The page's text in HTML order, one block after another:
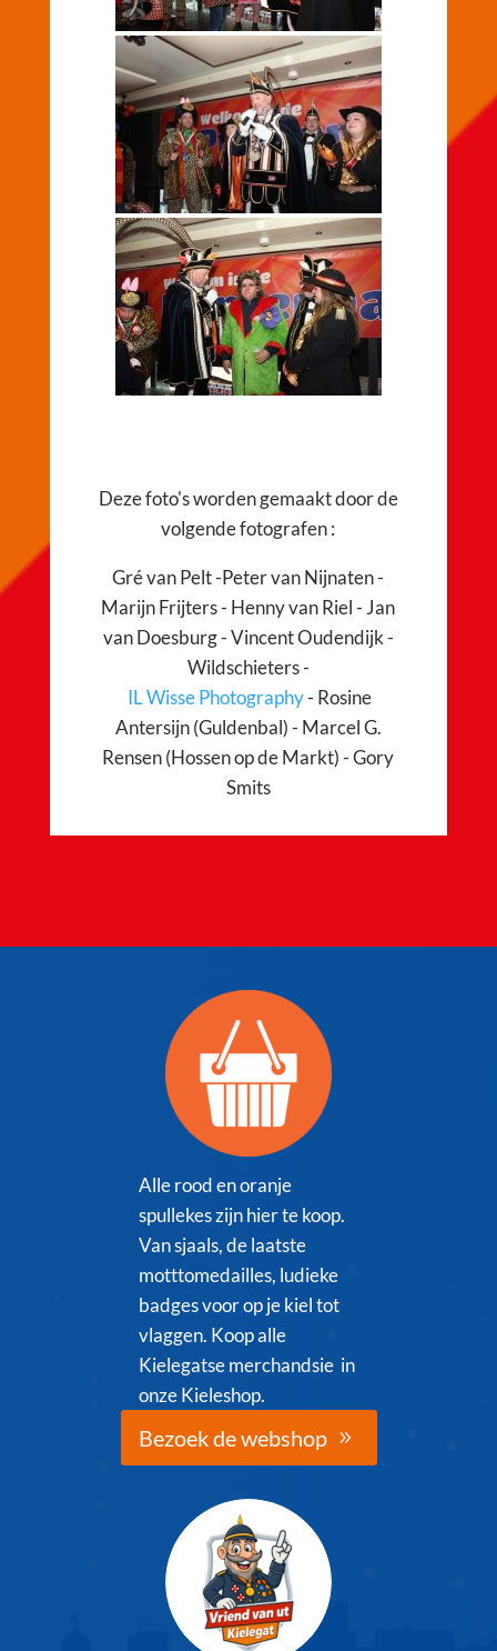
Deze foto's worden gemaakt door de
volgende fotografen :
Gré van Pelt -Peter van Nijnaten -
Marijn Frijters - Henny van Riel - Jan
van Doesburg - Vincent Oudendijk -
Wildschieters -
IL Wisse Photography- Rosine
Antersijn (Guldenbal) - Marcel G.
Rensen (Hossen op de Markt) - Gory
Smits
Alle rood en oranje
spullekes zijn hier te koop.
Van sjaals, de laatste
motttomedailles, ludieke
badges voor op je kiel tot
vlaggen. Koop alle
Kielegatse merchandsie in
onze Kieleshop.
Bezoek de webshop